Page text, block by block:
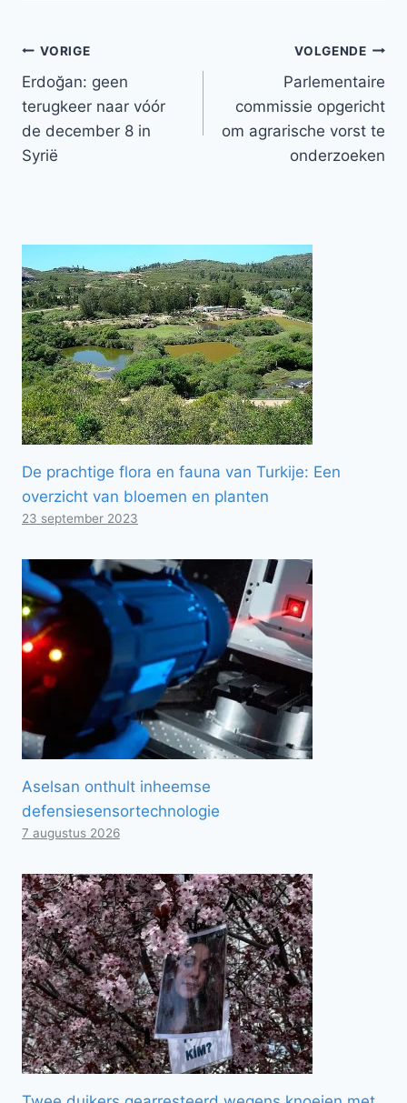
Bericht
navigatie
VORIGE
Erdoğan: geen
terugkeer naar vóór
de december 8 in
Syrië
VOLGENDE
Parlementaire
commissie opgericht
om agrarische vorst te
onderzoeken
De prachtige flora en fauna van Turkije: Een
overzicht van bloemen en planten
23 september 2023
Aselsan onthult inheemse
defensiesensortechnologie
7 augustus 2026